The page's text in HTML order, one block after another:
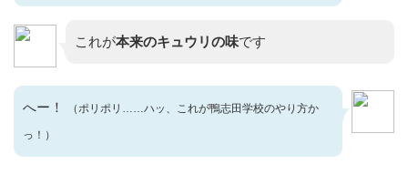
これが本来のキュウリの味です
へー！ （ポリポリ……ハッ、これが鴨志田学校のやり方か
っ！）